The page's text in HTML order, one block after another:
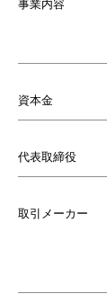
事業内容
資本金
代表取締役
取引メーカー